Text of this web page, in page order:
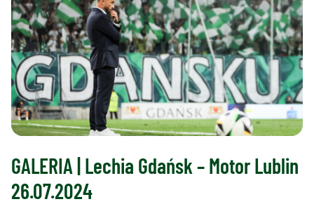
GALERIA | Lechia Gdańsk – Motor Lublin
26.07.2024